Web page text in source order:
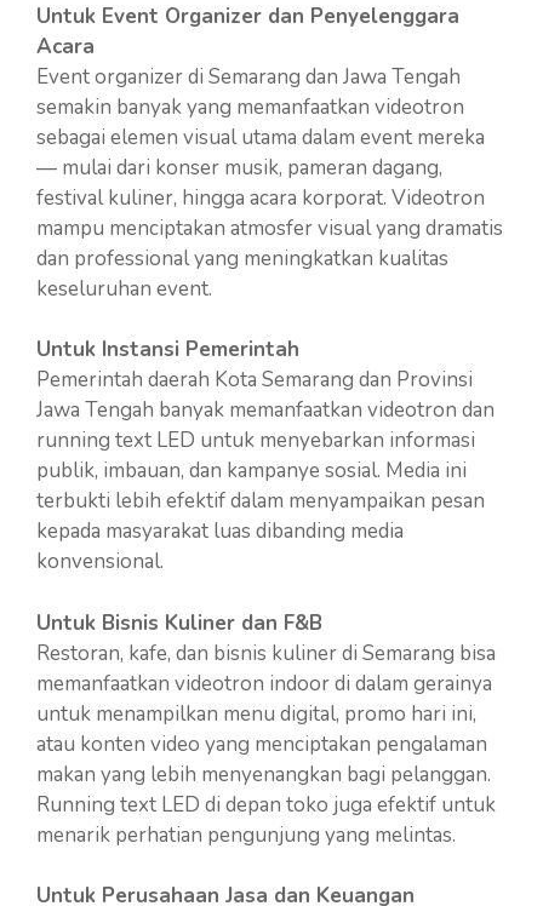
Untuk Event Organizer dan Penyelenggara
Acara
Event organizer di Semarang dan Jawa Tengah
semakin banyak yang memanfaatkan videotron
sebagai elemen visual utama dalam event mereka
— mulai dari konser musik, pameran dagang,
festival kuliner, hingga acara korporat. Videotron
mampu menciptakan atmosfer visual yang dramatis
dan professional yang meningkatkan kualitas
keseluruhan event.
Untuk Instansi Pemerintah
Pemerintah daerah Kota Semarang dan Provinsi
Jawa Tengah banyak memanfaatkan videotron dan
running text LED untuk menyebarkan informasi
publik, imbauan, dan kampanye sosial. Media ini
terbukti lebih efektif dalam menyampaikan pesan
kepada masyarakat luas dibanding media
konvensional.
Untuk Bisnis Kuliner dan F&B
Restoran, kafe, dan bisnis kuliner di Semarang bisa
memanfaatkan videotron indoor di dalam gerainya
untuk menampilkan menu digital, promo hari ini,
atau konten video yang menciptakan pengalaman
makan yang lebih menyenangkan bagi pelanggan.
Running text LED di depan toko juga efektif untuk
menarik perhatian pengunjung yang melintas.
Untuk Perusahaan Jasa dan Keuangan